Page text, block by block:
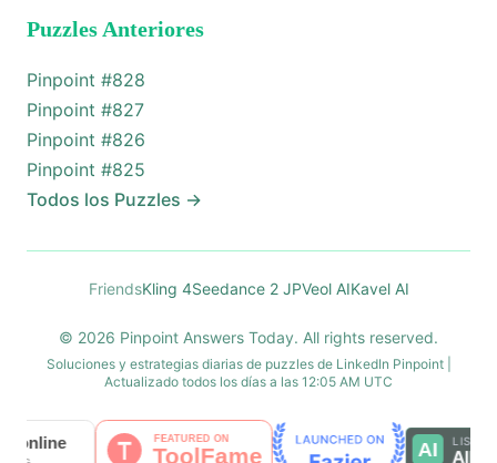
Puzzles Anteriores
Pinpoint #828
Pinpoint #827
Pinpoint #826
Pinpoint #825
Todos los Puzzles →
FriendsKling 4Seedance 2 JPVeol AIKavel AI
© 2026 Pinpoint Answers Today. All rights reserved.
Soluciones y estrategias diarias de puzzles de LinkedIn Pinpoint |
Actualizado todos los días a las 12:05 AM UTC